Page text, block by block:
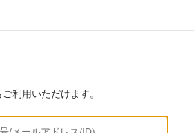
利用いただけます。